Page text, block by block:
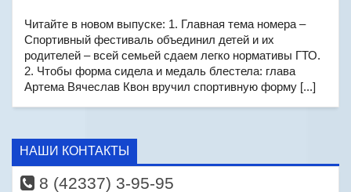
Читайте в новом выпуске: 1. Главная тема номера –
Спортивный фестиваль объединил детей и их
родителей – всей семьей сдаем легко нормативы ГТО.
2. Чтобы форма сидела и медаль блестела: глава
Артема Вячеслав Квон вручил спортивную форму [...]
НАШИ КОНТАКТЫ
8 (42337) 3-95-95